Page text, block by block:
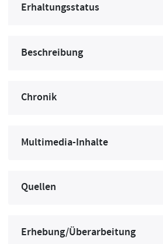
Erhaltungsstatus
Beschreibung
Chronik
Multimedia-Inhalte
Quellen
Erhebung/Überarbeitung